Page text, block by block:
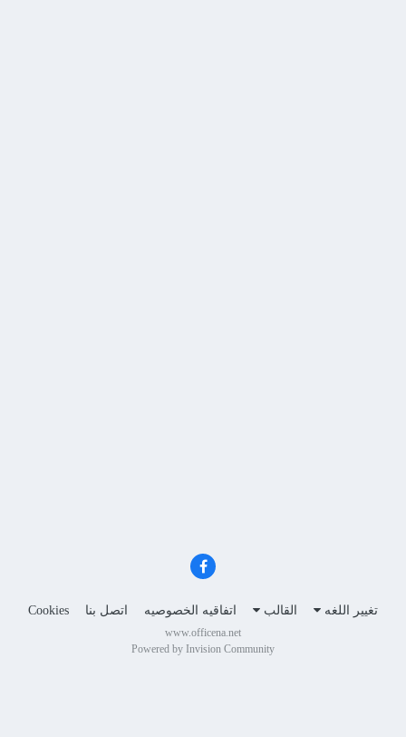
تغيير اللغه القالب اتفاقيه الخصوصيه اتصل بنا Cookies
www.officena.net
Powered by Invision Community